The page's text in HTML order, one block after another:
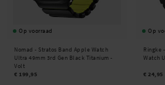
Op voorraad
Nomad - Stratos Band Apple Watch
Ultra 49mm 3rd Gen Black Titanium -
Volt
€ 199,95
Op
Ringke -
Watch
€ 24,95